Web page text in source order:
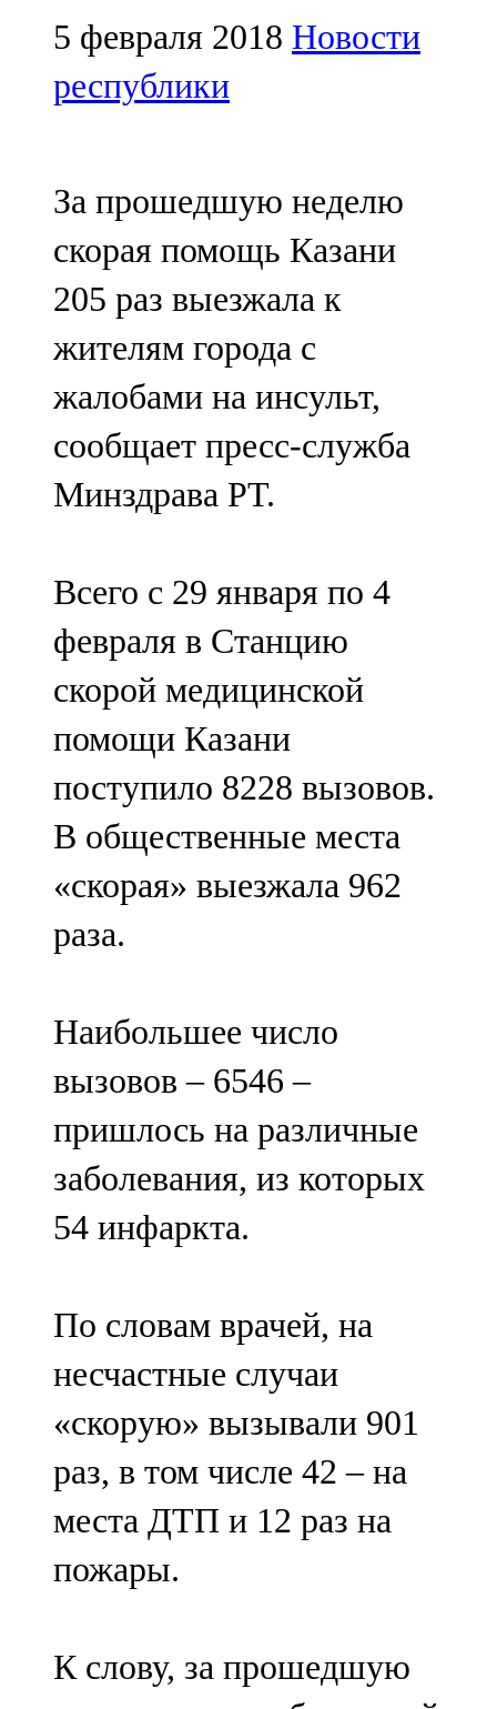
Кукмара
107,9 FM
Лениногорский
Мамадыш
106,2 FM
Минзәлә
107,3 FM
Мөслим
100,0 FM
Нурлат
Олы Әтнә
71,42 FM
Сарман
107,8 FM
Теләче
106,1 FM
Түбән Кама
102,6 FM
107,7 FM
Чистай
103,0 FM
Чүпрәле
91,0 FM
102,3 FM
Яңа чишмә
107,0 FM
Яр Чаллы
105,5 FM
5 февраля 2018 Новости
республики
За прошедшую неделю
скорая помощь Казани
205 раз выезжала к
жителям города с
жалобами на инсульт,
сообщает пресс-служба
Минздрава РТ.
Всего с 29 января по 4
февраля в Станцию
скорой медицинской
помощи Казани
поступило 8228 вызовов.
В общественные места
«скорая» выезжала 962
раза.
Наибольшее число
вызовов – 6546 –
пришлось на различные
заболевания, из которых
54 инфаркта.
По словам врачей, на
несчастные случаи
«скорую» вызывали 901
раз, в том числе 42 – на
места ДТП и 12 раз на
пожары.
К слову, за прошедшую